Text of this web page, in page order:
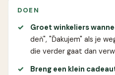
DOEN
Groet winkeliers
deň", "Ďakujem" als je
die verder gaat dan
Breng een klein